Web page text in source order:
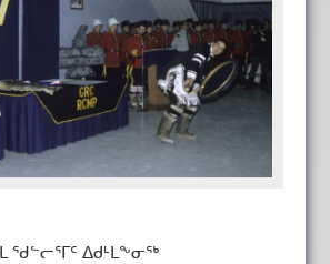
ᖁᓪᓕᕐᒥᑦ ᐃᑯᒻᒪᖕᓂᖅ